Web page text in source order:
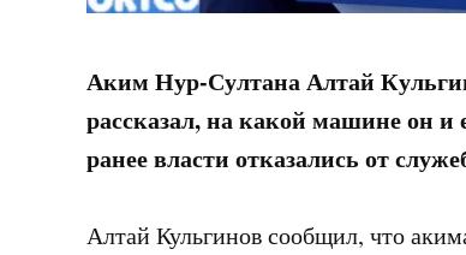
Аким Нур-Султана Алтай
рассказал, на какой машине он
ранее власти отказались от
Алтай Кульгинов сообщил, что